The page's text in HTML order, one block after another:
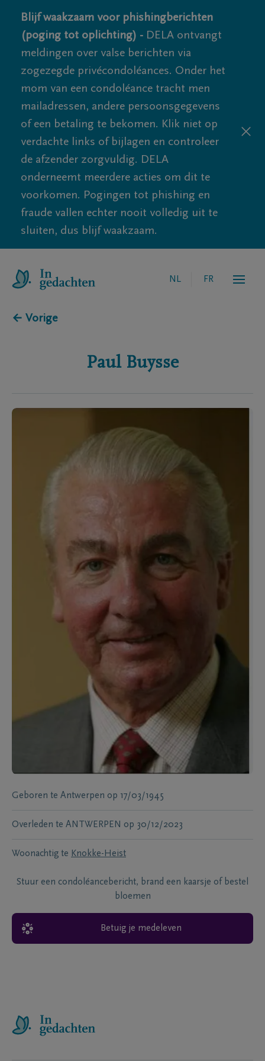
Blijf waakzaam voor phishingberichten
(poging tot oplichting) - DELA ontvangt
meldingen over valse berichten via
zogezegde privécondoléances. Onder het
mom van een condoléance tracht men
mailadressen, andere persoonsgegevens
of een betaling te bekomen. Klik niet op
verdachte links of bijlagen en controleer
de afzender zorgvuldig. DELA
onderneemt meerdere acties om dit te
voorkomen. Pogingen tot phishing en
fraude vallen echter nooit volledig uit te
sluiten, dus blijf waakzaam.
NL FR
← Vorige
Paul Buysse
Geboren te Antwerpen op 17/03/1945
Overleden te ANTWERPEN op 30/12/2023
Woonachtig te Knokke-Heist
Stuur een condoléancebericht, brand een kaarsje of bestel
bloemen
Betuig je medeleven